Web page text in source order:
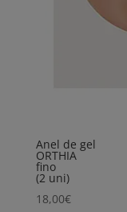
Anel de gel
ORTHIA
fino
(2 uni)
18,00€